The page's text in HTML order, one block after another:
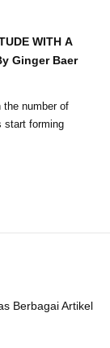
WITH A
Ginger Baer
the number of
start forming
Berbagai Artikel